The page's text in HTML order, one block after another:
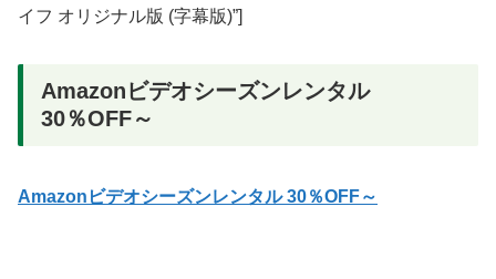
イフ オリジナル版 (字幕版)”]
Amazonビデオシーズンレンタル
30％OFF～
Amazonビデオシーズンレンタル 30％OFF～